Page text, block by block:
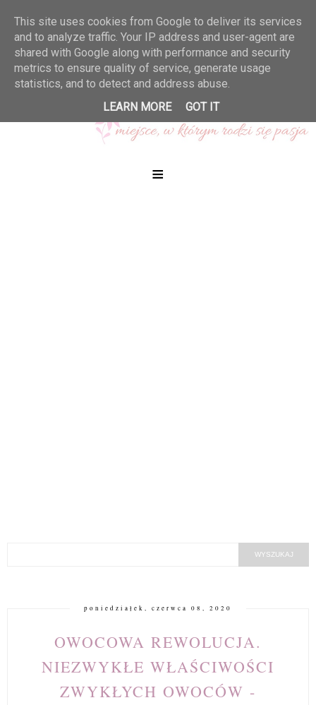
≡
poniedziałek, czerwca 08, 2020
OWOCOWA REWOLUCJA.
NIEZWYKŁE WŁAŚCIWOŚCI
ZWYKŁYCH OWOCÓW -
This site uses cookies from Google to deliver its services
and to analyze traffic. Your IP address and user-agent are
shared with Google along with performance and security
metrics to ensure quality of service, generate usage
statistics, and to detect and address abuse.
LEARN MORE
GOT IT